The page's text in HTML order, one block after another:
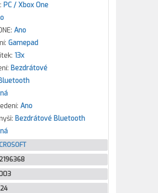
PC / Xbox One
Ano
Gamepad
13x
Bezdrátové
Ano
Bezdrátové Bluetooth
24